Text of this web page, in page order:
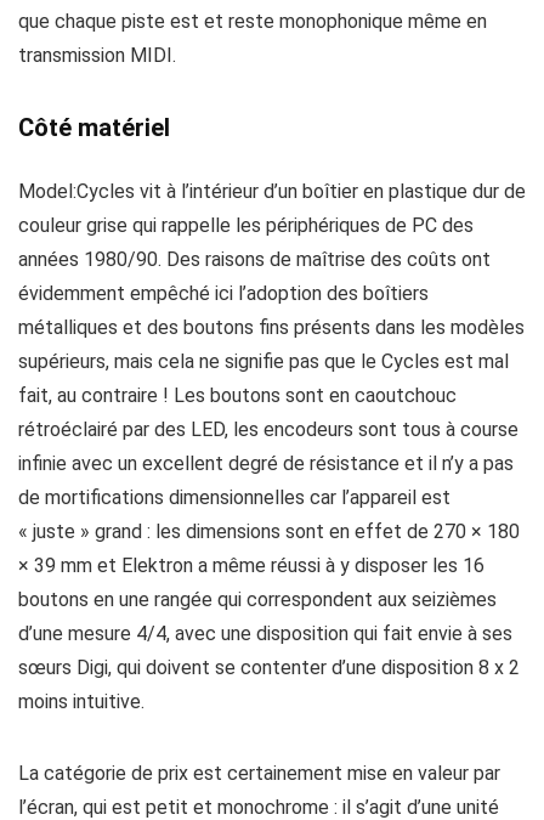
que chaque piste est et reste monophonique même en
transmission MIDI.
Côté matériel
Model:Cycles vit à l’intérieur d’un boîtier en plastique dur de
couleur grise qui rappelle les périphériques de PC des
années 1980/90. Des raisons de maîtrise des coûts ont
évidemment empêché ici l’adoption des boîtiers
métalliques et des boutons fins présents dans les modèles
supérieurs, mais cela ne signifie pas que le Cycles est mal
fait, au contraire ! Les boutons sont en caoutchouc
rétroéclairé par des LED, les encodeurs sont tous à course
infinie avec un excellent degré de résistance et il n’y a pas
de mortifications dimensionnelles car l’appareil est
« juste » grand : les dimensions sont en effet de 270 × 180
× 39 mm et Elektron a même réussi à y disposer les 16
boutons en une rangée qui correspondent aux seizièmes
d’une mesure 4/4, avec une disposition qui fait envie à ses
sœurs Digi, qui doivent se contenter d’une disposition 8 x 2
moins intuitive.
La catégorie de prix est certainement mise en valeur par
l’écran, qui est petit et monochrome : il s’agit d’une unité